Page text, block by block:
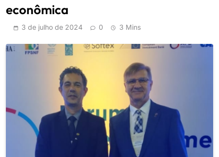
econômica
3 de julho de 2024 0 3 Mins